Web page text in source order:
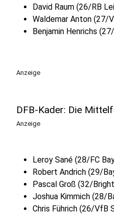
David Raum (26/RB
Waldemar Anton
Benjamin Henrichs
Anzeige
DFB-Kader: Die
Anzeige
Leroy Sané (28/FC
Robert Andrich (29/
Pascal Groß (32/
Joshua Kimmich (28/
Chris Führich (26/VfB